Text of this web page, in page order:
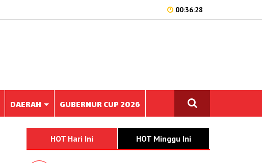
00:36:28
DAERAH GUBERNUR CUP 2026
HOT Hari Ini HOT Minggu Ini